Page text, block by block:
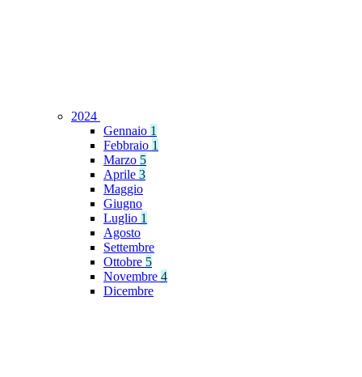
2024
Gennaio 1
Febbraio 1
Marzo 5
Aprile 3
Maggio
Giugno
Luglio 1
Agosto
Settembre
Ottobre 5
Novembre 4
Dicembre